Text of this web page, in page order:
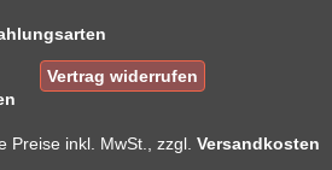
Vertrag widerrufen
Preise inkl. MwSt., zzgl. Versandkosten